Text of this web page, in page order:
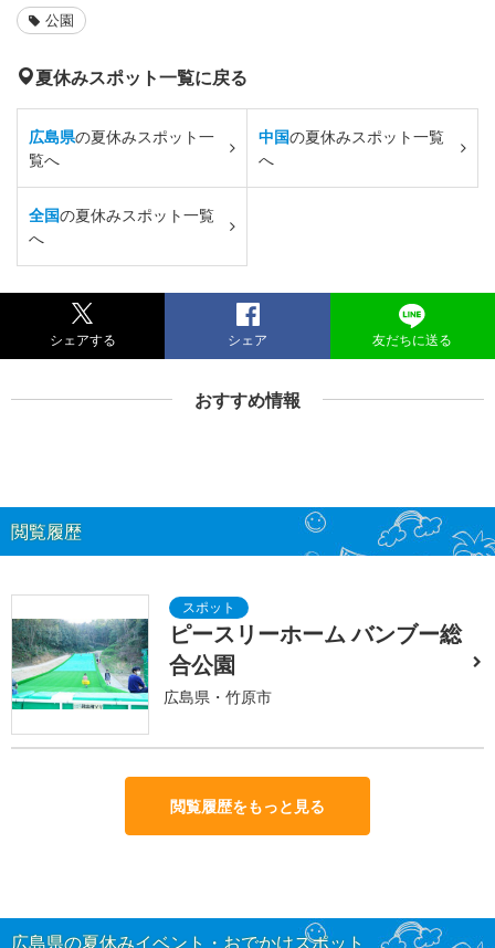
公園
夏休みスポット一覧に戻る
広島県の夏休みスポット一
覧へ
中国の夏休みスポット一覧
へ
全国の夏休みスポット一覧
へ
シェアする シェア 友だちに送る
おすすめ情報
閲覧履歴
ピースリーホーム バンブー総
合公園
広島県・竹原市
閲覧履歴をもっと見る
広島県の夏休みイベント・おでかけスポット